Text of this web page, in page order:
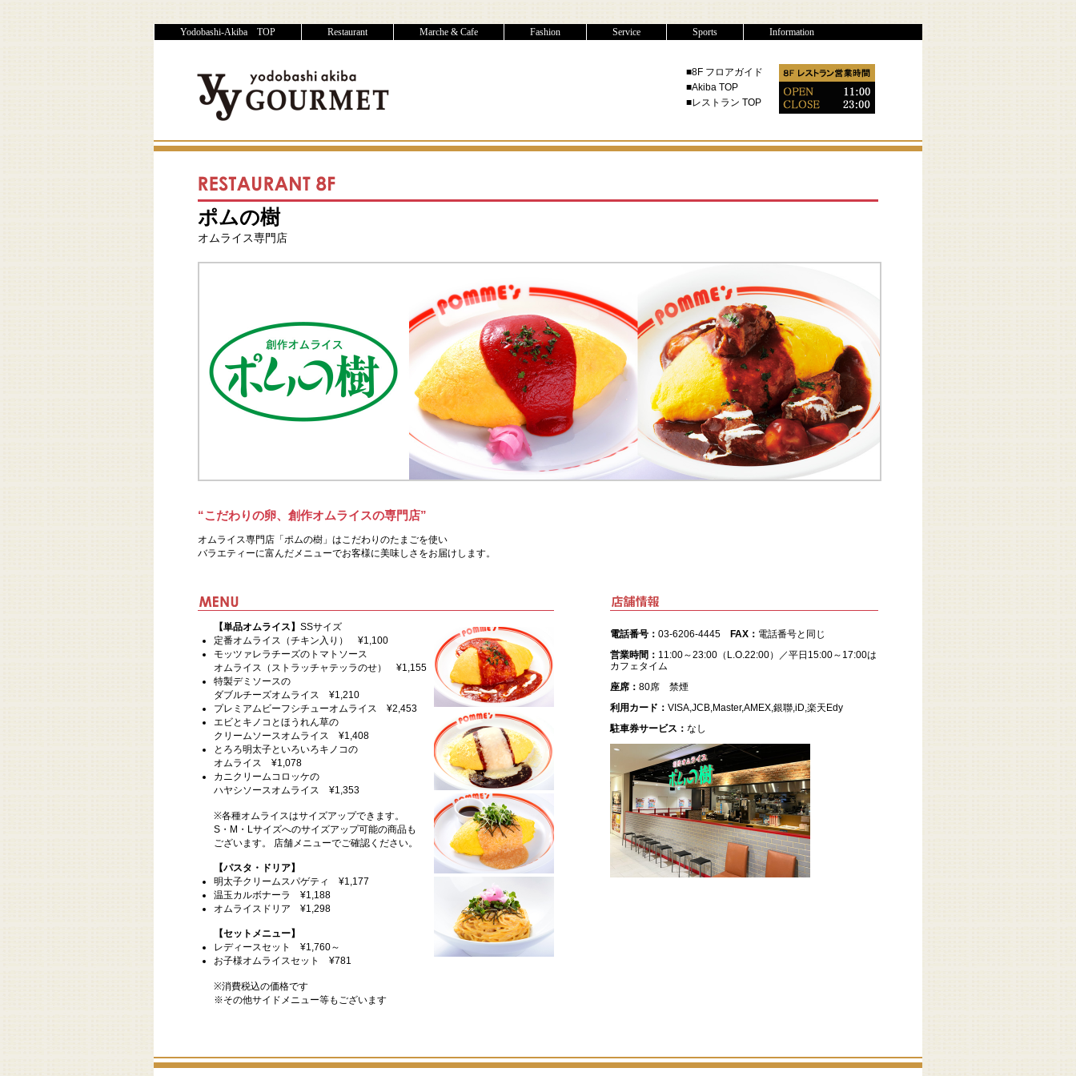
Yodobashi-Akiba TOP Restaurant Marche & Cafe Fashion Service Sports Information
■8F フロアガイド
■Akiba TOP
■レストラン TOP
ポムの樹
オムライス専門店
“こだわりの卵、創作オムライスの専門店”
オムライス専門店「ポムの樹」はこだわりのたまごを使い
バラエティーに富んだメニューでお客様に美味しさをお届けします。
【単品オムライス】 SSサイズ
定番オムライス（チキン入り） ¥1,100
モッツァレラチーズのトマトソース
オムライス（ストラッチャテッラのせ） ¥1,155
特製デミソースの
ダブルチーズオムライス ¥1,210
プレミアムビーフシチューオムライス ¥2,453
エビとキノコとほうれん草の
クリームソースオムライス ¥1,408
とろろ明太子といろいろキノコの
オムライス ¥1,078
カニクリームコロッケの
ハヤシソースオムライス ¥1,353
※各種オムライスはサイズアップできます。
S・M・Lサイズへのサイズアップ可能の商品も
ございます。 店舗メニューでご確認ください。
【パスタ・ドリア】
明太子クリームスパゲティ ¥1,177
温玉カルボナーラ ¥1,188
オムライスドリア ¥1,298
【セットメニュー】
レディースセット ¥1,760～
お子様オムライスセット ¥781
※消費税込の価格です
※その他サイドメニュー等もございます
電話番号： 03-6206-4445 FAX： 電話番号と同じ
営業時間： 11:00～23:00（L.O.22:00）／平日15:00～17:00は
カフェタイム
座席： 80席 禁煙
利用カード： VISA,JCB,Master,AMEX,銀聯,iD,楽天Edy
駐車券サービス： なし